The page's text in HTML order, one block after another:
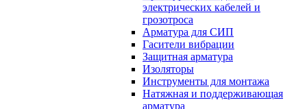
электрических кабелей и
грозотроса
Арматура для СИП
Гасители вибрации
Защитная арматура
Изоляторы
Инструменты для монтажа
Натяжная и поддерживающая
арматура